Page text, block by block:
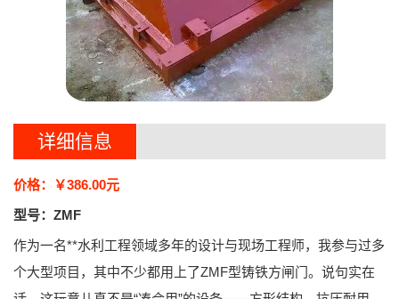
详细信息
价格：￥386.00元
型号：ZMF
作为一名**水利工程领域多年的设计与现场工程师，我参与过多
个大型项目，其中不少都用上了ZMF型铸铁方闸门。说句实在